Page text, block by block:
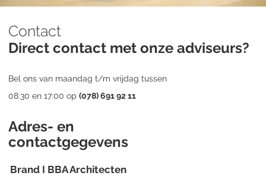
Contact
Direct contact met onze adviseurs?
Bel ons van maandag t/m vrijdag tussen
08:30 en 17:00 op (078) 691 92 11
Adres- en
contactgegevens
Brand I BBA Architecten